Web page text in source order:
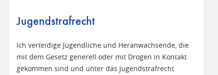
Jugendstrafrecht
Ich verteidige Jugendliche und Heranwachsende, die
mit dem Gesetz generell oder mit Drogen in Kontakt
gekommen sind und unter das Jugendstrafrecht